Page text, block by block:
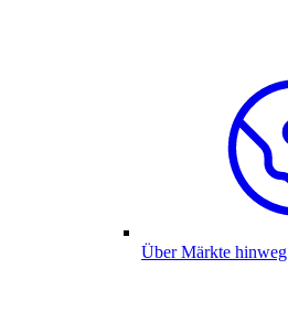
Über Märkte hinweg